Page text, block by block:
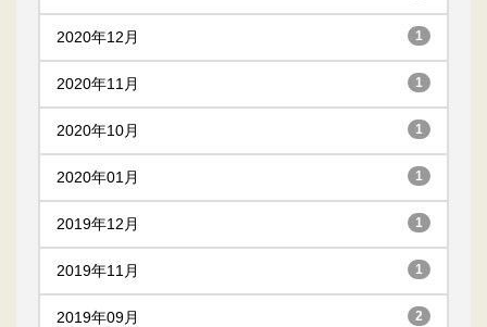
2020年12月 1
2020年11月 1
2020年10月 1
2020年01月 1
2019年12月 1
2019年11月 1
2019年09月 2